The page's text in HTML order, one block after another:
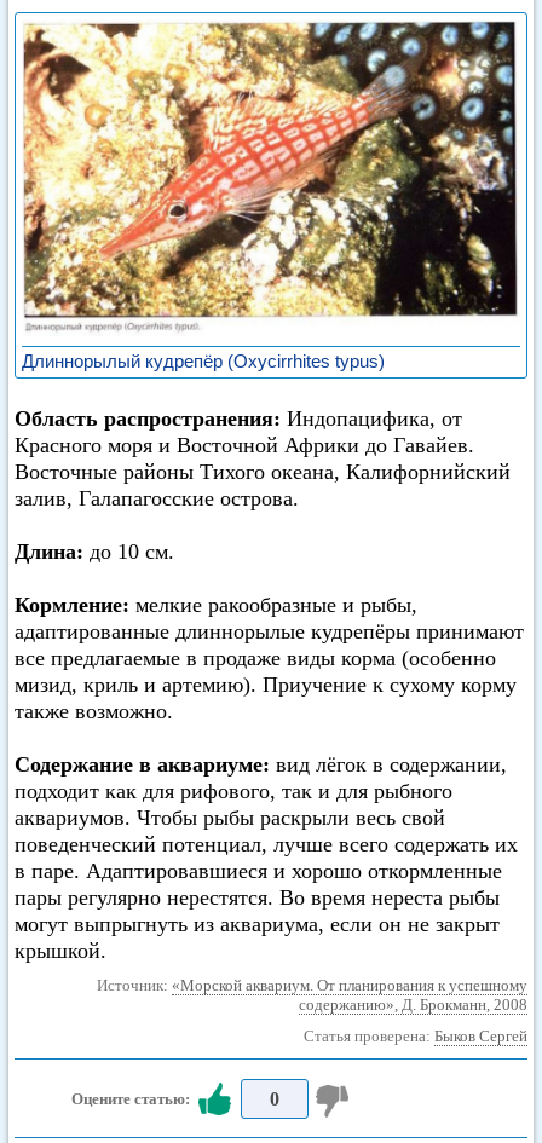
Длиннорылый кудрепёр (Oxycirrhites typus)
Область распространения: Индопацифика, от
Красного моря и Восточной Африки до Гавайев.
Восточные районы Тихого океана, Калифорнийский
залив, Галапагосские острова.
Длина: до 10 см.
Кормление: мелкие ракообразные и рыбы,
адаптированные длиннорылые кудрепёры принимают
все предлагаемые в продаже виды корма (особенно
мизид, криль и артемию). Приучение к сухому корму
также возможно.
Содержание в аквариуме: вид лёгок в содержании,
подходит как для рифового, так и для рыбного
аквариумов. Чтобы рыбы раскрыли весь свой
поведенческий потенциал, лучше всего содержать их
в паре. Адаптировавшиеся и хорошо откормленные
пары регулярно нерестятся. Во время нереста рыбы
могут выпрыгнуть из аквариума, если он не закрыт
крышкой.
Источник: «Морской аквариум. От планирования к успешному
содержанию», Д. Брокманн, 2008
Статья проверена: Быков Сергей
Оцените статью: 0